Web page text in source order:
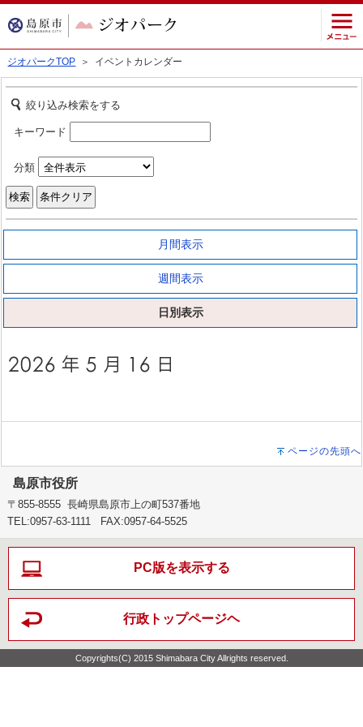
ジオパークTOP ＞ イベントカレンダー
絞り込み検索をする
キーワード
分類
月間表示
週間表示
日別表示
ページの先頭へ
島原市役所
〒855-8555 長崎県島原市上の町537番地
TEL:0957-63-1111 FAX:0957-64-5525
PC版を表示する
行政トップページヘ
Copyrights(C) 2015 Shimabara City Allrights reserved.